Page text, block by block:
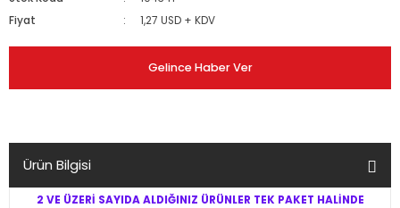
Fiyat
1,27 USD + KDV
Gelince Haber Ver
Ürün Bilgisi
2 VE ÜZERİ SAYIDA ALDIĞINIZ ÜRÜNLER TEK PAKET HALİNDE